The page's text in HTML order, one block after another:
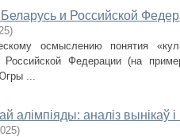
и Российской
)
осмыслению понятия
Российской Федерации (на
...
алімпіяды: аналіз вынікаў
)